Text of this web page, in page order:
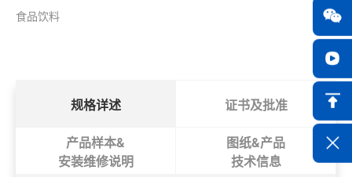
食品饮料
规格详述 证书及批准
产品样本&
安装维修说明
图纸&产品
技术信息